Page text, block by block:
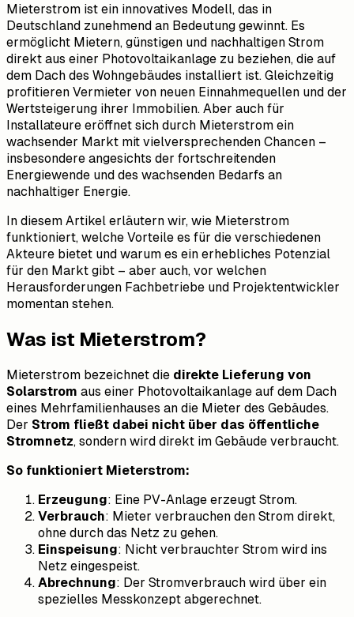
Mieterstrom ist ein innovatives Modell, das in
Deutschland zunehmend an Bedeutung gewinnt. Es
ermöglicht Mietern, günstigen und nachhaltigen Strom
direkt aus einer Photovoltaikanlage zu beziehen, die auf
dem Dach des Wohngebäudes installiert ist. Gleichzeitig
profitieren Vermieter von neuen Einnahmequellen und der
Wertsteigerung ihrer Immobilien. Aber auch für
Installateure eröffnet sich durch Mieterstrom ein
wachsender Markt mit vielversprechenden Chancen –
insbesondere angesichts der fortschreitenden
Energiewende und des wachsenden Bedarfs an
nachhaltiger Energie.
In diesem Artikel erläutern wir, wie Mieterstrom
funktioniert, welche Vorteile es für die verschiedenen
Akteure bietet und warum es ein erhebliches Potenzial
für den Markt gibt – aber auch, vor welchen
Herausforderungen Fachbetriebe und Projektentwickler
momentan stehen.
Was ist Mieterstrom?
Mieterstrom bezeichnet die direkte Lieferung von
Solarstrom aus einer Photovoltaikanlage auf dem Dach
eines Mehrfamilienhauses an die Mieter des Gebäudes.
Der Strom fließt dabei nicht über das öffentliche
Stromnetz, sondern wird direkt im Gebäude verbraucht.
So funktioniert Mieterstrom:
Erzeugung: Eine PV-Anlage erzeugt Strom.
Verbrauch: Mieter verbrauchen den Strom direkt,
ohne durch das Netz zu gehen.
Einspeisung: Nicht verbrauchter Strom wird ins
Netz eingespeist.
Abrechnung: Der Stromverbrauch wird über ein
spezielles Messkonzept abgerechnet.